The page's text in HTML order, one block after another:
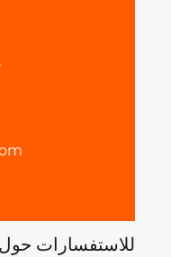
للاستفسارات حول